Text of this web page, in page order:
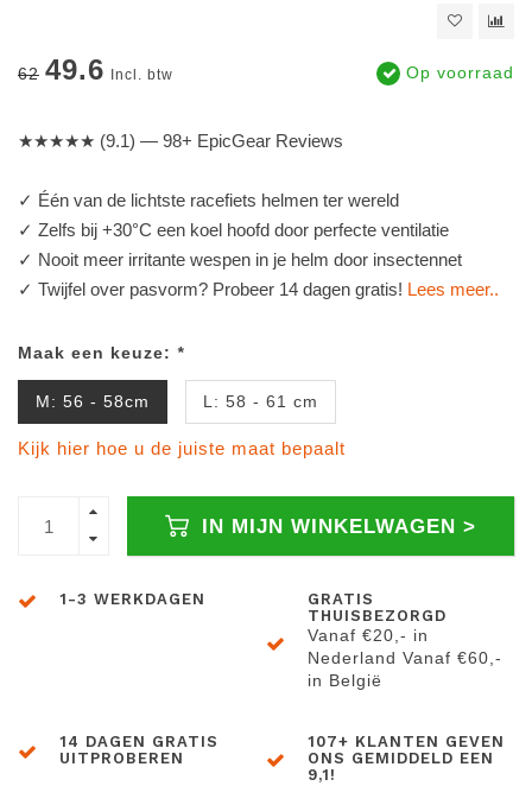
62 49.6 Incl. btw Op voorraad
★★★★★ (9.1) — 98+ EpicGear Reviews
✓ Één van de lichtste racefiets helmen ter wereld
✓ Zelfs bij +30°C een koel hoofd door perfecte ventilatie
✓ Nooit meer irritante wespen in je helm door insectennet
✓ Twijfel over pasvorm? Probeer 14 dagen gratis! Lees meer..
Maak een keuze: *
M: 56 - 58cm L: 58 - 61 cm
Kijk hier hoe u de juiste maat bepaalt
IN MIJN WINKELWAGEN >
1-3 WERKDAGEN
GRATIS
THUISBEZORGD
Vanaf €20,- in
Nederland Vanaf €60,-
in België
14 DAGEN GRATIS
UITPROBEREN
107+ KLANTEN GEVEN
ONS GEMIDDELD EEN
9,1!